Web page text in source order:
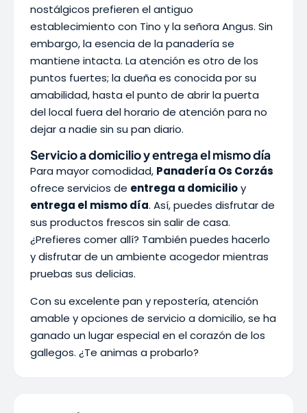
nostálgicos prefieren el antiguo
establecimiento con Tino y la señora Angus. Sin
embargo, la esencia de la panadería se
mantiene intacta. La atención es otro de los
puntos fuertes; la dueña es conocida por su
amabilidad, hasta el punto de abrir la puerta
del local fuera del horario de atención para no
dejar a nadie sin su pan diario.
Servicio a domicilio y entrega el mismo día
Para mayor comodidad, Panadería Os Corzás
ofrece servicios de entrega a domicilioy
entrega el mismo día. Así, puedes disfrutar de
sus productos frescos sin salir de casa.
¿Prefieres comer allí? También puedes hacerlo
y disfrutar de un ambiente acogedor mientras
pruebas sus delicias.
Con su excelente pan y repostería, atención
amable y opciones de servicio a domicilio, se ha
ganado un lugar especial en el corazón de los
gallegos. ¿Te animas a probarlo?